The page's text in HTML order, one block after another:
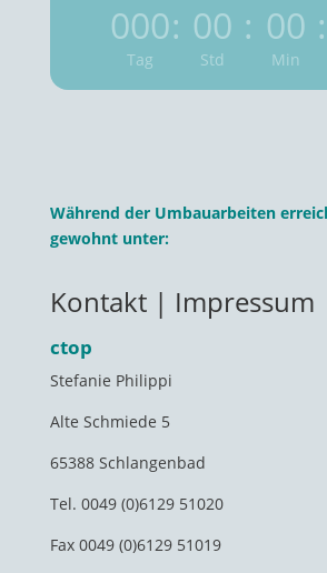
000
Tag
: 00
Std
: 00
Min
:
Während der Umbauarbeiten
gewohnt unter:
Kontakt | Impressum
ctop
Stefanie Philippi
Alte Schmiede 5
65388 Schlangenbad
Tel. 0049 (0)6129 51020
Fax 0049 (0)6129 51019